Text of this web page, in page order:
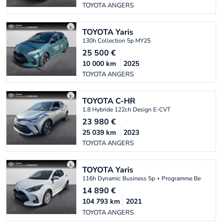
TOYOTA ANGERS
TOYOTAYaris
130h Collection 5p MY25
25 500 €
TOYOTA ANGERS
10 000 km 2025
TOYOTAC-HR
1.8 Hybride 122ch Design E-CVT
23 980 €
TOYOTA ANGERS
25 039 km 2023
TOYOTAYaris
116h Dynamic Business 5p + Programme Beyond
14 890 €
TOYOTA ANGERS
104 793 km 2021